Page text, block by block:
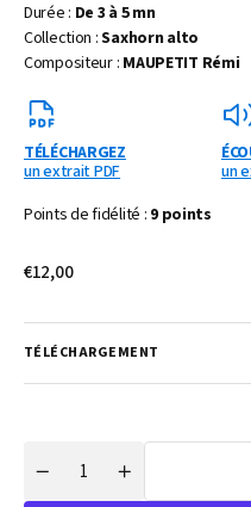
Durée : De 3 à 5 mn
Collection :Saxhorn alto
Compositeur : MAUPETIT Rémi
TÉLÉCHARGEZ
un extrait PDF
un
Points de fidélité : 9 points
Prix
€12,00
TÉLÉCHARGEMENT
Réduire
Quantité
Augmenter